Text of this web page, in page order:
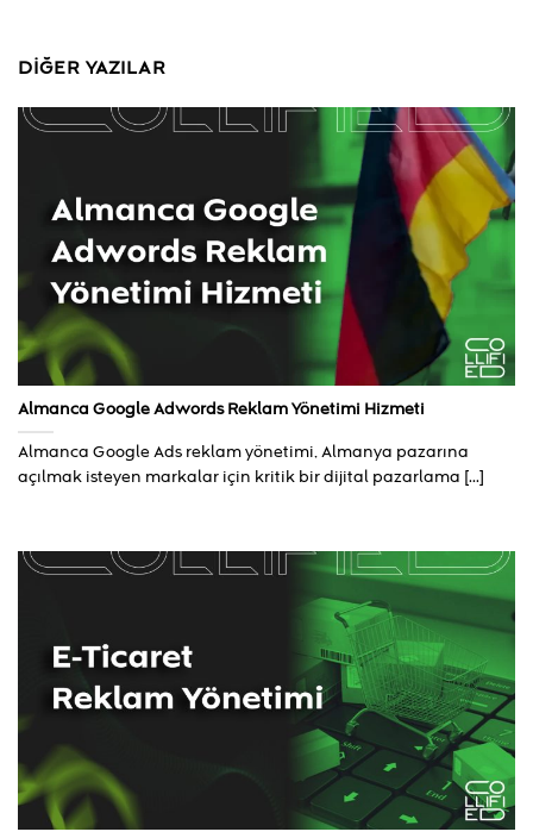
DIĞER YAZILAR
Almanca Google Adwords Reklam Yönetimi Hizmeti
Almanca Google Ads reklam yönetimi, Almanya pazarına
açılmak isteyen markalar için kritik bir dijital pazarlama [...]